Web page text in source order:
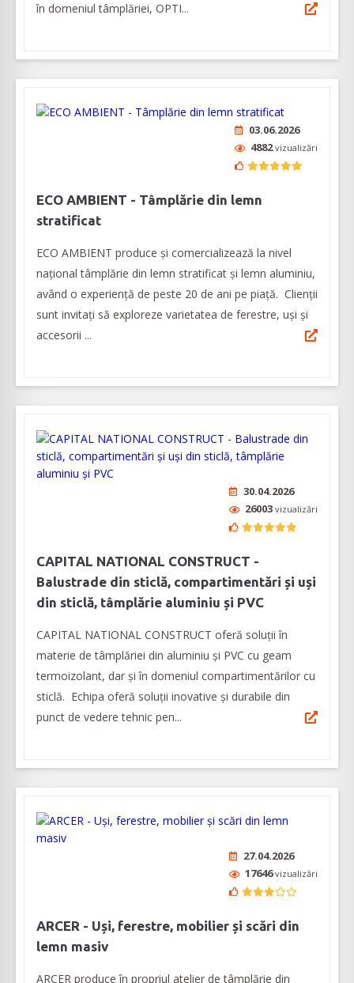
în domeniul tâmplăriei, OPTI...
03.06.2026
4882vizualizări
ECO AMBIENT - Tâmplărie din lemn
stratificat
ECO AMBIENT produce şi comercializează la nivel
naţional tâmplărie din lemn stratificat şi lemn aluminiu,
având o experienţă de peste 20 de ani pe piaţă. Clienţii
sunt invitaţi să exploreze varietatea de ferestre, uşi şi
accesorii ...
30.04.2026
26003 vizualizări
CAPITAL NATIONAL CONSTRUCT -
Balustrade din sticlă, compartimentări și uși
din sticlă, tâmplărie aluminiu și PVC
CAPITAL NATIONAL CONSTRUCT oferă soluţii în
materie de tâmplăriei din aluminiu şi PVC cu geam
termoizolant, dar şi în domeniul compartimentărilor cu
sticlă. Echipa oferă soluții inovative și durabile din
punct de vedere tehnic pen...
27.04.2026
17646vizualizări
ARCER - Uși, ferestre, mobilier și scări din
lemn masiv
ARCER produce în propriul atelier de tâmplărie din